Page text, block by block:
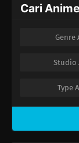
Cari Anime
Genre
Studio
Type